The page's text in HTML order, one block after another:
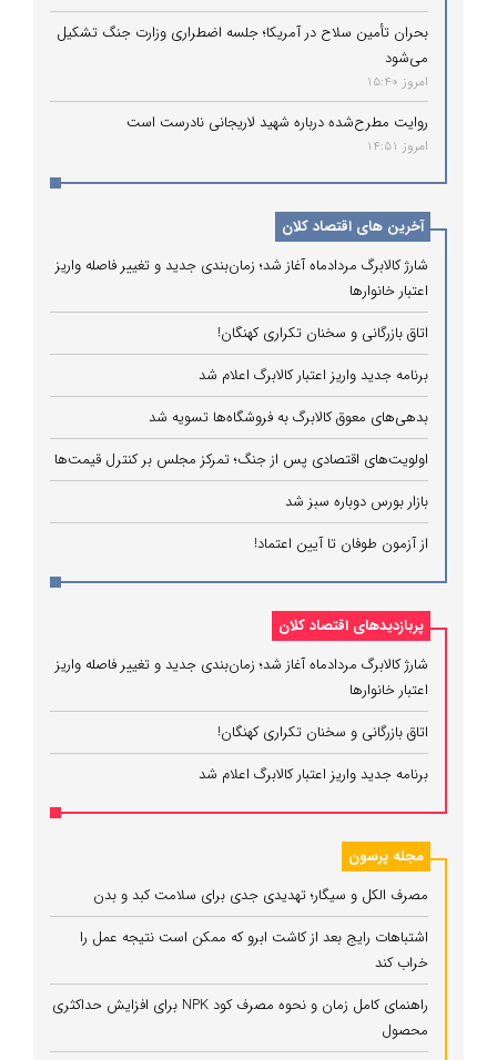
بحران تأمین سلاح در آمریکا؛ جلسه اضطراری وزارت جنگ تشکیل
می‌شود
امروز 15:40
روایت مطرح‌شده درباره شهید لاریجانی نادرست است
امروز 14:51
آخرین های اقتصاد کلان
شارژ کالابرگ مردادماه آغاز شد؛ زمان‌بندی جدید و تغییر فاصله واریز
اعتبار خانوارها
اتاق بازرگانی و سخنان تکراری کهنگان!
برنامه جدید واریز اعتبار کالابرگ اعلام شد
بدهی‌های معوق کالابرگ به فروشگاه‌ها تسویه شد
اولویت‌های اقتصادی پس از جنگ؛ تمرکز مجلس بر کنترل قیمت‌ها
بازار بورس دوباره سبز شد
از آزمون طوفان تا آیین اعتماد!
پربازدیدهای اقتصاد کلان
شارژ کالابرگ مردادماه آغاز شد؛ زمان‌بندی جدید و تغییر فاصله واریز
اعتبار خانوارها
اتاق بازرگانی و سخنان تکراری کهنگان!
برنامه جدید واریز اعتبار کالابرگ اعلام شد
مجله پرسون
مصرف الکل و سیگار؛ تهدیدی جدی برای سلامت کبد و بدن
اشتباهات رایج بعد از کاشت ابرو که ممکن است نتیجه عمل را
خراب کند
راهنمای کامل زمان و نحوه مصرف کود NPK برای افزایش حداکثری
محصول